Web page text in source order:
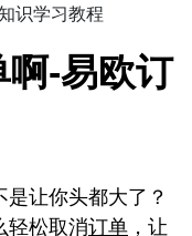
识学习教程
-易欧订
让你头都大了？
轻松取消订单 ，让